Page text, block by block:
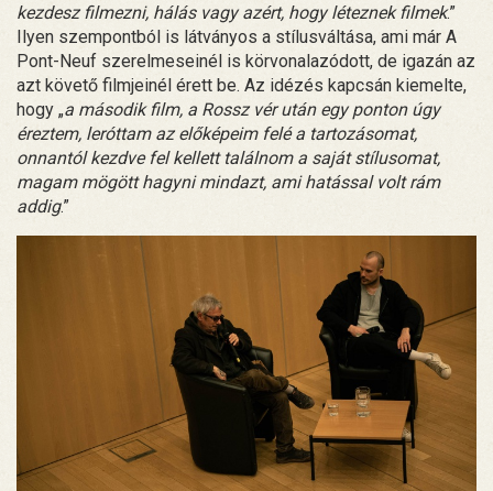
kezdesz filmezni, hálás vagy azért, hogy léteznek filmek.”
Ilyen szempontból is látványos a stílusváltása, ami már A
Pont-Neuf szerelmeseinél is körvonalazódott, de igazán az
azt követő filmjeinél érett be. Az idézés kapcsán kiemelte,
hogy „a második film, a Rossz vér után egy ponton úgy
éreztem, leróttam az előképeim felé a tartozásomat,
onnantól kezdve fel kellett találnom a saját stílusomat,
magam mögött hagyni mindazt, ami hatással volt rám
addig.”